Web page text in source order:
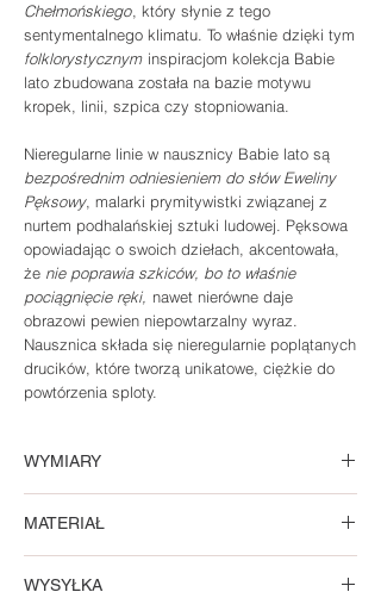
Chełmońskiego, który słynie z tego
sentymentalnego klimatu. To właśnie dzięki tym
folklorystycznym inspiracjom kolekcja Babie
lato zbudowana została na bazie motywu
kropek, linii, szpica czy stopniowania.
Nieregularne linie w nausznicy Babie lato są
bezpośrednim odniesieniem do słów Eweliny
Pęksowy, malarki prymitywistki związanej z
nurtem podhalańskiej sztuki ludowej. Pęksowa
opowiadając o swoich dziełach, akcentowała,
że nie poprawia szkiców, bo to właśnie
pociągnięcie ręki, nawet nierówne daje
obrazowi pewien niepowtarzalny wyraz.
Nausznica składa się nieregularnie poplątanych
drucików, które tworzą unikatowe, ciężkie do
powtórzenia sploty.
WYMIARY
założeniu, należy ją delikatnie zacisnąć
MATERIAŁ
WYSYŁKA